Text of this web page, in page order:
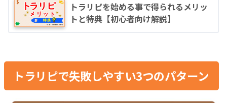
トラリピを始める事で得られるメリッ
トと特典【初心者向け解説】
トラリピで失敗しやすい3つのパターン